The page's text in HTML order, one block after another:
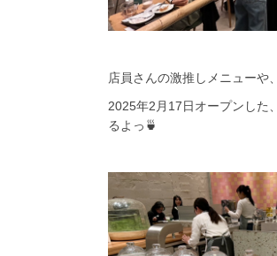
店員さんの激推しメニューや
2025年2月17日オープンした
るよっ🍵